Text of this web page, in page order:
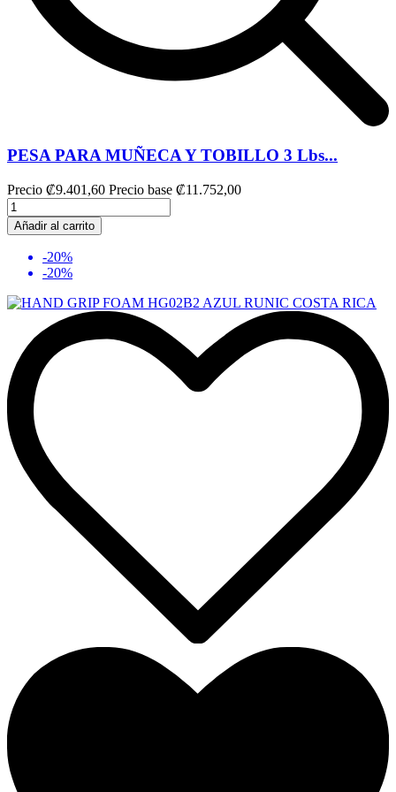
PESA PARA MUÑECA Y TOBILLO 3 Lbs...
Precio ₡9.401,60 Precio base ₡11.752,00
Añadir al carrito
-20%
-20%